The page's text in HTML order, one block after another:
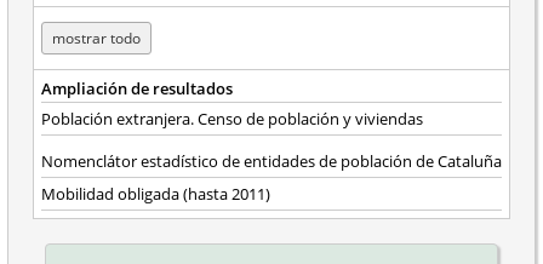
mostrar todo
Ampliación de resultados
Población extranjera. Censo de población y viviendas
Nomenclátor estadístico de entidades de población de Cataluña
Mobilidad obligada (hasta 2011)